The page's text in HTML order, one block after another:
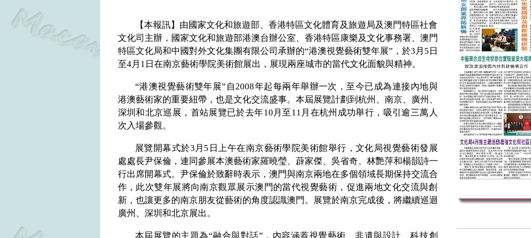
【本報訊】由國家文化和旅遊部、香港特區文化體育及旅遊局及澳門特區社會
文化司主辦，國家文化和旅遊部港澳台辦公室、香港特區康樂及文化事務署、澳門
特區文化局和中國對外文化集團有限公司承辦的“港澳視覺藝術雙年展”，於3 月 5 日
至4月 1 日在南京藝術學院美術館展出，展現兩座城市的當代文化面貌與精神。
“港澳視覺藝術雙年展”自2008年起每兩年舉辦一次，至今已成為連接內地與
港澳藝術家的重要紐帶，也是文化交流盛事。本屆展覽計劃到杭州、南京、廣州、
深圳和北京巡展，首站展覽已於去年10 月至11 月在杭州成功舉行，吸引逾三萬人
次入場參觀。
展覽開幕式於3 月5 日上午在南京藝術學院美術館舉行，文化局視覺藝術發展
處處長尹保倫，連同參展本澳藝術家羅曉瑩、薜家傑、吳省奇、林艷萍和楊韻詩一
行出席開幕式。尹保倫於致辭時表示，澳門與南京兩地在多個領域長期保持交流合
作，此次雙年展將向南京觀眾展示澳門的當代視覺藝術，促進兩地文化交流與創
新，也讓更多的南京朋友從藝術的角度認識澳門。展覽於南京完成後，將繼續巡迴
廣州、深圳和北京展出。
本屆展覽的主題為“融合與對話”，內容涵蓋視覺藝術、非遺與設計、科技創